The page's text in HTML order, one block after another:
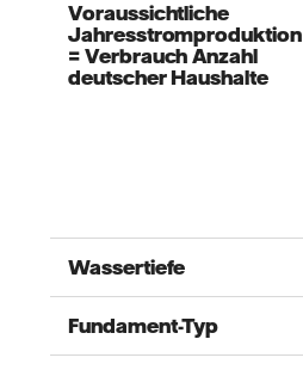
Voraussichtliche
Jahresstromproduktion
= Verbrauch Anzahl
deutscher Haushalte
Wassertiefe
Fundament-Typ